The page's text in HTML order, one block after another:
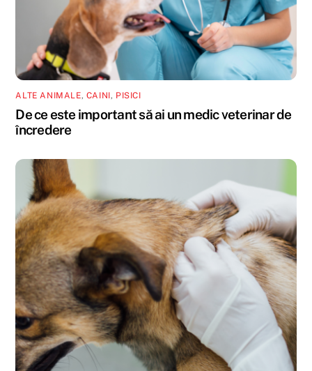
ALTE ANIMALE, CAINI, PISICI
De ce este important să ai un medic veterinar de
încredere